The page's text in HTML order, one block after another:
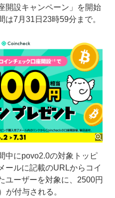
開設キャンペーン」を開始
は7月31日23時59分まで。
中にpovo2.0の対象トッピ
ールに記載のURLからコイ
ユーザーを対象に、2500円
が付与される。